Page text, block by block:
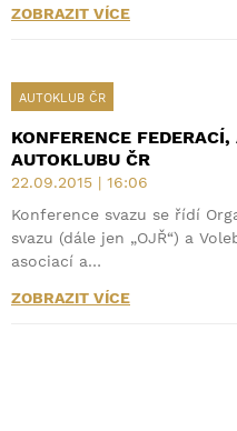
ZOBRAZIT VÍCE
AUTOKLUB ČR
KONFERENCE
AUTOKLUBU ČR
22.09.2015 | 16:06
Konference svazu se řídí
svazu (dále jen „OJŘ“) a
asociací a…
ZOBRAZIT VÍCE